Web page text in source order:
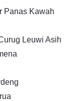
Panas Kawah
Leuwi Asih